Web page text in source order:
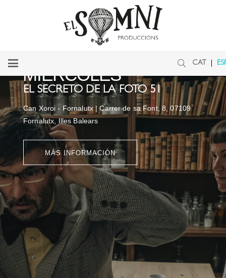
CAT
SEPTIEMBRE
MIÉRCOLES
EL SECRETO DE LA FOTO 51
Can Xoroi - Fornalutx | Carrer de sa Font, 8, 07109
Fornalutx, Illes Balears
MÁS INFORMACIÓN